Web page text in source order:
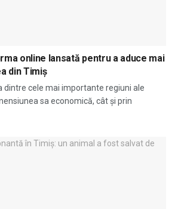
online lansată pentru a aduce mai
din Timiș
dintre cele mai importante regiuni ale
sa economică, cât și prin